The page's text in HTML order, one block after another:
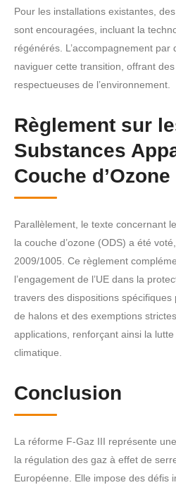
Pour les installations existantes,
sont encouragées, incluant la
régénérés. L’accompagnement
naviguer cette transition, offrant
respectueuses de l’environnement.
Règlement sur
Substances
Couche d’Ozone
Parallèlement, le texte concernant
la couche d’ozone (ODS) a été
2009/1005. Ce règlement
l’engagement de l’UE dans la
travers des dispositions
de halons et des exemptions
applications, renforçant ainsi la
climatique.
Conclusion
La réforme F-Gaz III représente
la régulation des gaz à effet de
Européenne. Elle impose des défis